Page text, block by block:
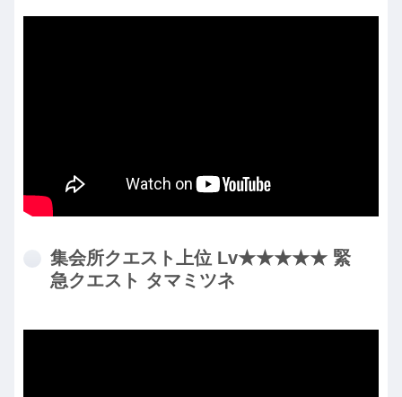
集会所クエスト上位 Lv★★★★★ 緊
急クエスト タマミツネ